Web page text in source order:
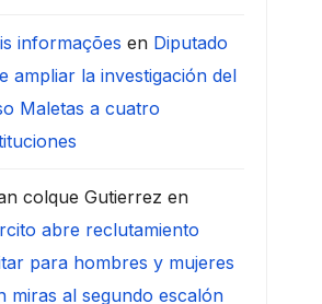
informações en Diputado
ampliar la investigación del
Maletas a cuatro
colque Gutierrez en
abre reclutamiento
para hombres y mujeres
miras al segundo escalón